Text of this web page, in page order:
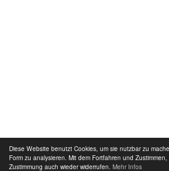
Diese Website benutzt Cookies, um sie nutzbar zu
Form zu analysieren. Mit dem Fortfahren und
Zustimmung auch wieder widerrufen. Mehr Infos